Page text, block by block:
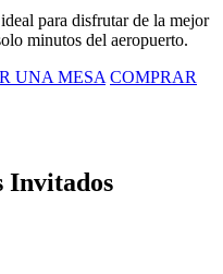
para disfrutar de la mejor
minutos del aeropuerto.
UNA MESA COMPRAR
Invitados